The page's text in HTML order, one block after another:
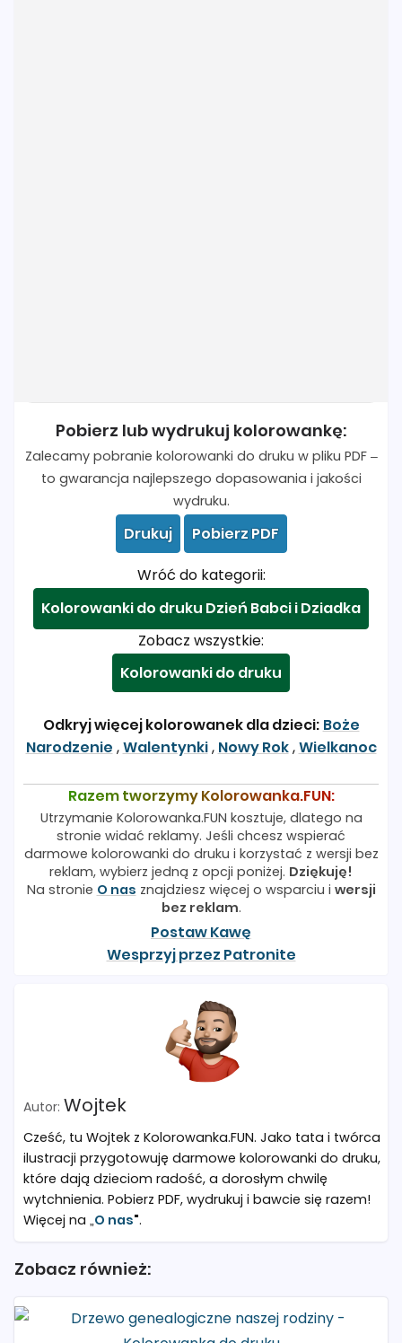
Pobierz lub wydrukuj kolorowankę:
Zalecamy pobranie kolorowanki do druku w pliku PDF –
to gwarancja najlepszego dopasowania i jakości
wydruku.
Drukuj
Pobierz PDF
Wróć do kategorii:
Kolorowanki do druku Dzień Babci i Dziadka
Zobacz wszystkie:
Kolorowanki do druku
Odkryj więcej kolorowanek dla dzieci: Boże
Narodzenie ,Walentynki, Nowy Rok,Wielkanoc
Razem tworzymy Kolorowanka.FUN:
Utrzymanie Kolorowanka.FUN kosztuje, dlatego na
stronie widać reklamy. Jeśli chcesz wspierać
darmowe kolorowanki do druku i korzystać z wersji bez
reklam, wybierz jedną z opcji poniżej. Dziękuję!
Na stronie O nas znajdziesz więcej o wsparciu i wersji
bez reklam.
Postaw Kawę
Wesprzyj przez Patronite
Wojtek
Cześć, tu Wojtek z Kolorowanka.FUN. Jako tata i twórca
ilustracji przygotowuję darmowe kolorowanki do druku,
które dają dzieciom radość, a dorosłym chwilę
wytchnienia. Pobierz PDF, wydrukuj i bawcie się razem!
Więcej na „O nas".
Zobacz również: